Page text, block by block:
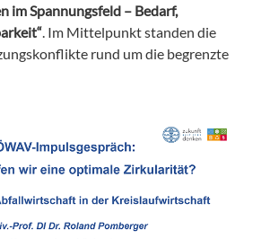
im Spannungsfeld – Bedarf,
. Im Mittelpunkt standen die
rund um die begrenzte